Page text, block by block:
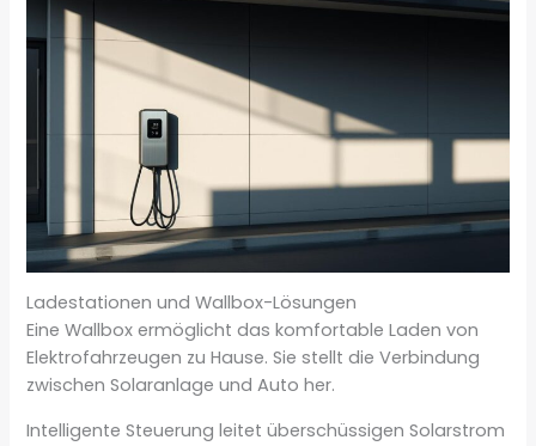
Ladestationen und Wallbox-Lösungen
Eine Wallbox ermöglicht das komfortable Laden von
Elektrofahrzeugen zu Hause. Sie stellt die Verbindung
zwischen Solaranlage und Auto her.
Intelligente Steuerung leitet überschüssigen Solarstrom